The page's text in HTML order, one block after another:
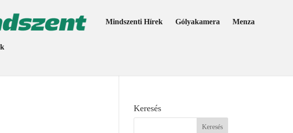
Mindszenti Hírek Gólyakamera Menza
Keresés